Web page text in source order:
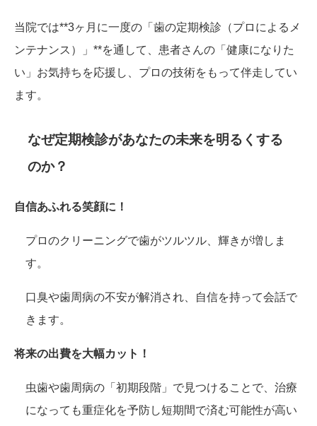
当院では**3ヶ月に一度の「歯の定期検診（プロによるメ
ンテナンス）」**を通して、患者さんの「健康になりた
い」お気持ちを応援し、プロの技術をもって伴走してい
ます。
なぜ定期検診があなたの未来を明るくする
のか？
自信あふれる笑顔に！
プロのクリーニングで歯がツルツル、輝きが増しま
す。
口臭や歯周病の不安が解消され、自信を持って会話で
きます。
将来の出費を大幅カット！
虫歯や歯周病の「初期段階」で見つけることで、治療
になっても重症化を予防し短期間で済む可能性が高い